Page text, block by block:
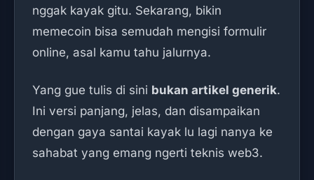
nggak kayak gitu. Sekarang, bikin
memecoin bisa semudah mengisi formulir
online, asal kamu tahu jalurnya.
Yang gue tulis di sini bukan artikel generik.
Ini versi panjang, jelas, dan disampaikan
dengan gaya santai kayak lu lagi nanya ke
sahabat yang emang ngerti teknis web3.